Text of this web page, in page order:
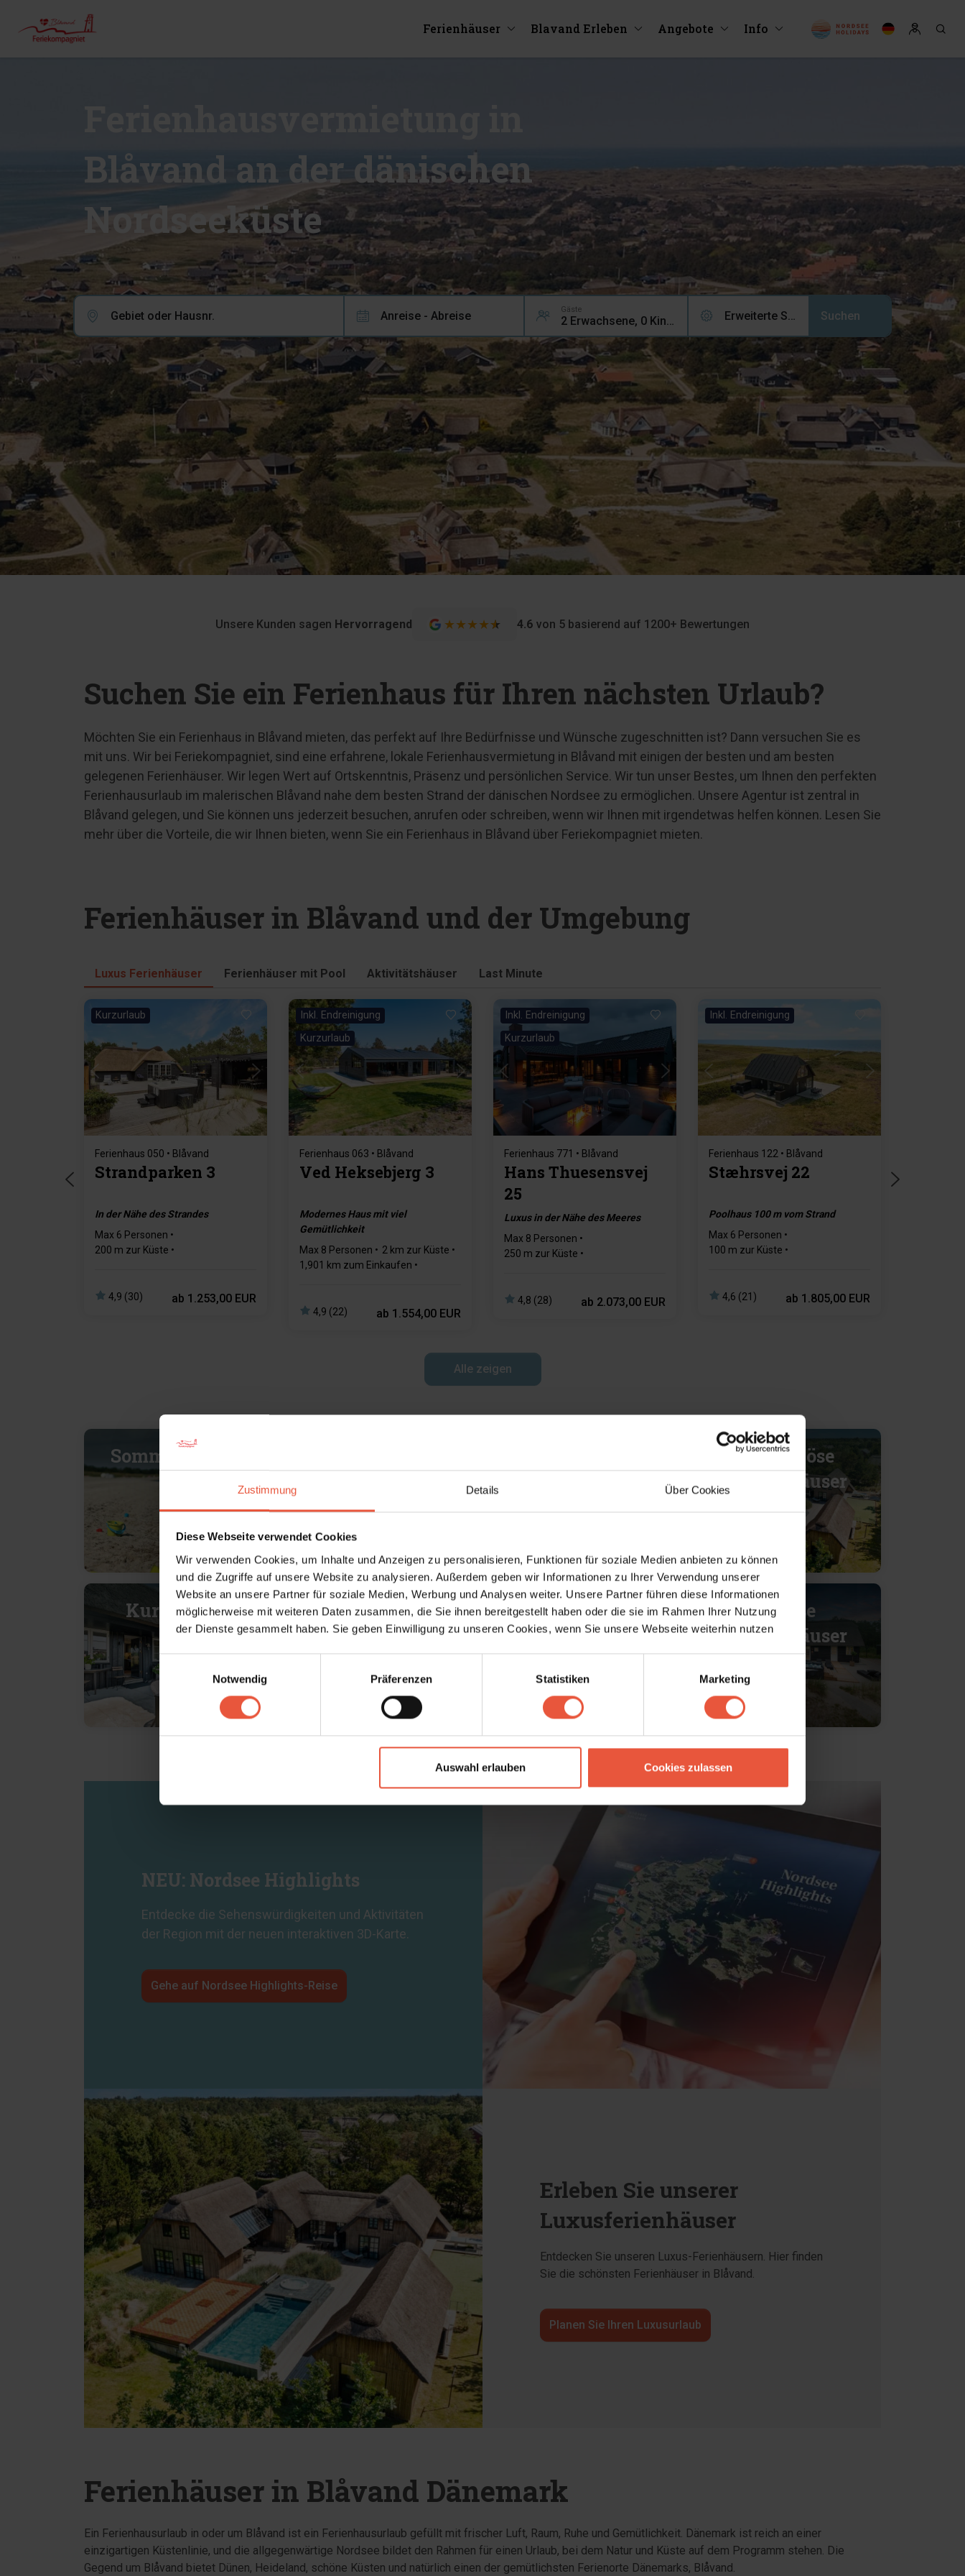
Zustimmung Details Über Cookies
Diese Webseite verwendet Cookies
Wir verwenden Cookies, um Inhalte und Anzeigen zu personalisieren, Funktionen für soziale Medien anbieten zu können
und die Zugriffe auf unsere Website zu analysieren. Außerdem geben wir Informationen zu Ihrer Verwendung unserer
Website an unsere Partner für soziale Medien, Werbung und Analysen weiter. Unsere Partner führen diese Informationen
möglicherweise mit weiteren Daten zusammen, die Sie ihnen bereitgestellt haben oder die sie im Rahmen Ihrer Nutzung
der Dienste gesammelt haben. Sie geben Einwilligung zu unseren Cookies, wenn Sie unsere Webseite weiterhin nutzen
Einwilligungsauswahl
Notwendig
Präferenzen Statistiken Marketing
Auswahl erlauben Cookies zulassen
Ferienhäuser Blavand Erleben Angebote Info
Blåvand an der dänischen
Nordseeküste
Gebiet oder Hausnr. Anreise - Abreise Gäste
Unsere Kunden sagen Hervorragend ★★★★★
★ 4.6 von 5 basierend auf 1200+ Bewertungen
Suchen Sie ein Ferienhaus für Ihren nächsten Urlaub?
Möchten Sie ein Ferienhaus in Blåvand mieten, das perfekt auf Ihre Bedürfnisse und Wünsche zugeschnitten ist? Dann versuchen Sie es
mit uns. Wir bei Feriekompagniet, sind eine erfahrene, lokale Ferienhausvermietung in Blåvand mit einigen der besten und am besten
gelegenen Ferienhäuser. Wir legen Wert auf Ortskenntnis, Präsenz und persönlichen Service. Wir tun unser Bestes, um Ihnen den perfekten
Ferienhausurlaub im malerischen Blåvand nahe dem besten Strand der dänischen Nordsee zu ermöglichen. Unsere Agentur ist zentral in
Blåvand gelegen, und Sie können uns jederzeit besuchen, anrufen oder schreiben, wenn wir Ihnen mit irgendetwas helfen können. Lesen Sie
mehr über die Vorteile, die wir Ihnen bieten, wenn Sie ein Ferienhaus in Blåvand über Feriekompagniet mieten.
Ferienhäuser in Blåvand und der Umgebung
Luxus Ferienhäuser Ferienhäuser mit Pool Aktivitätshäuser Last Minute
Kurzurlaub
Lädt ...
Ferienhaus 050 • Blåvand
Strandparken 3
In der Nähe des Strandes
Max 6 Personen
200 m zur Küste
4,9 (30)
ab 1.253,00 EUR
Inkl. Endreinigung
Kurzurlaub
Lädt ...
Ferienhaus 063 • Blåvand
Ved Heksebjerg 3
Modernes Haus mit viel
Gemütlichkeit
Max 8 Personen
2 km zur Küste
1,901 km zum Einkaufen
2
4,9 (22) ab 1.554,00 EUR
Inkl. Endreinigung
Kurzurlaub
Lädt ...
Ferienhaus 771 • Blåvand
Hans Thuesensvej
25
Luxus in der Nähe des Meeres
Max 8 Personen
250 m zur Küste
2
4,8 (28) ab 2.073,00 EUR
Inkl. Endreinigung
Lädt ...
Ferienhaus 122 • Blåvand
Stæhrsvej 22
Poolhaus 100 m vom Strand
Max 6 Personen
100 m zur Küste
4,6 (21)
ab 1.805,00 EUR
Alle zeigen
Sommerurlaub
Luxuriöse
Ferienhäuser
Kurzurlaub Urlaub mit Hund Poolhäuser
Große
Ferienhäuser
NEU: Nordsee Highlights
Entdecke die Sehenswürdigkeiten und Aktivitäten
der Region mit der neuen interaktiven 3D-Karte.
Gehe auf Nordsee Highlights-Reise
Erleben Sie unserer
Luxusferienhäuser
Entdecken Sie unseren Luxus-Ferienhäusern. Hier finden
Sie die schönsten Ferienhäuser in Blåvand.
Planen Sie Ihren Luxusurlaub
Ferienhäuser in Blåvand Dänemark
Ein Ferienhausurlaub in oder um Blåvand ist ein Ferienhausurlaub gefüllt mit frischer Luft, Raum, Ruhe und Gemütlichkeit. Dänemark ist reich an einer
einzigartigen Küstenlinie, und die allgegenwärtige Nordsee bildet den Rahmen für einen Urlaub, bei dem Natur und Küste auf dem Programm stehen. Die
Gegend um Blåvand bietet Dünen, Heideland, schöne Küsten und natürlich einen der gemütlichsten Ferienorte Dänemarks, Blåvand.